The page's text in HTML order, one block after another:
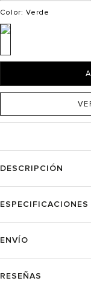
Color: Verde
DESCRIPCIÓN
ESPECIFICACIONES
ENVÍO
RESEÑAS